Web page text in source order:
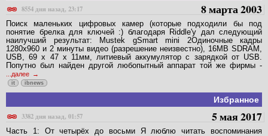
8554 дня назад, 23:17
8 марта 2003
Поиск маленьких цифровых камер (которые подходили бы под
понятие брелка для ключей :) благодаря Riddle'y дал следующий
наилучший результат: Mustek gSmart mini 2Одиночные кадры
1280x960 и 2 минуты видео (разрешение неизвестно), 16MB SDRAM,
USB, 69 x 47 x 11мм, литиевый аккумулятор с зарядкой от USB.
Попутно был найден другой любопытный аппарат той же фирмы -
...далее
it ibnews
Избранное
3382 дня назад, 01:57
5 мая 2017
Часть 1: От четырёх до восьми Я люблю читать воспоминания